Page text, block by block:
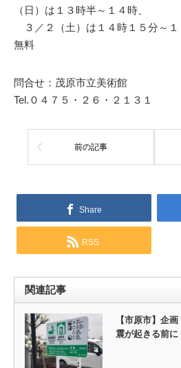
（日）は１３時半～１４時、
３／２（土）は１４時１５分～
無料
問合せ：茂原市立美術館
Tel.０４７５・２６・２１３１
前の記事
Share
RSS
関連記事
【市原市】企
震が起きる前